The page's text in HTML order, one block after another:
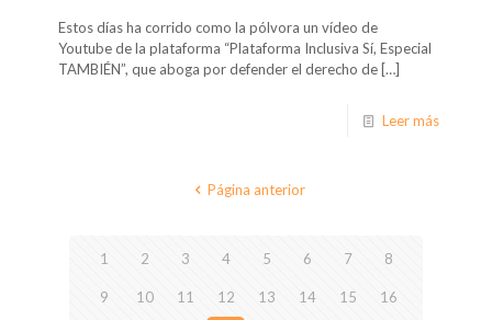
Estos días ha corrido como la pólvora un vídeo de
Youtube de la plataforma “Plataforma Inclusiva Sí, Especial
TAMBIÉN”, que aboga por defender el derecho de […]
Leer más
Página anterior
1 2 3 4 5 6 7 8
9 10 11 12 13 14 15 16